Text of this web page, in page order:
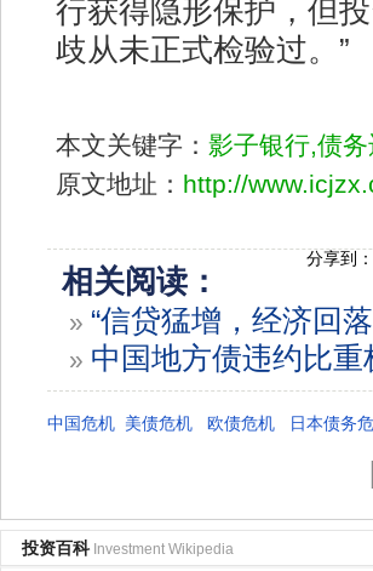
行获得隐形保护，但
歧从未正式检验过。”
本文关键字： 影子银行,债
原文地址： http://
分享到：
相关阅读：
» “信贷猛增，经济回落
» 中国地方债违约比重
中国危机 美债危机 欧债危机 日本债务
投资百科 Investment Wikipedia